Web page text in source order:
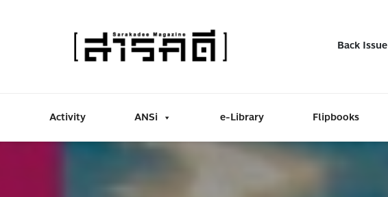
Back Issue
Activity ANSi e-Library Flipbooks